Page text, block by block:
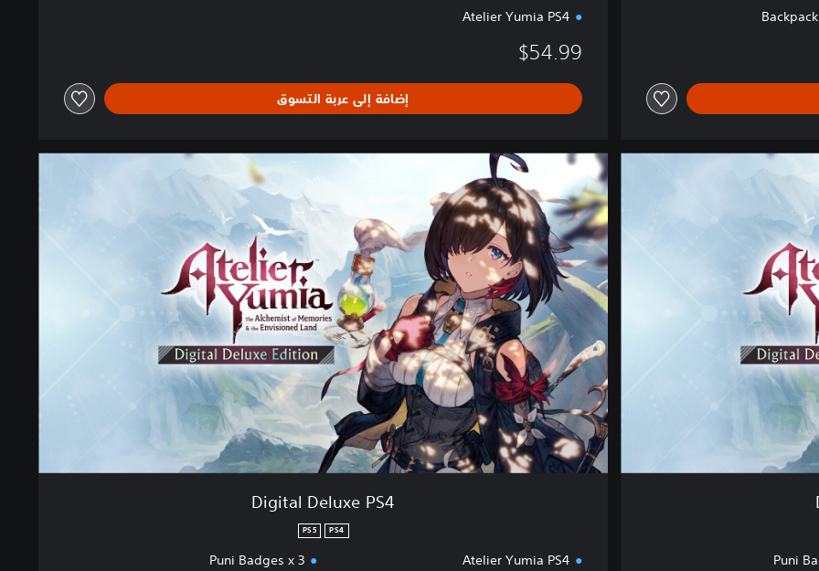
Atelier Yumia PS4
$54.99
إضافة إلى عربة التسوق
Puni
D
i
g
i
t
a
l
D
e
u
x
e
P
S
4
Digital Deluxe PS4
PS4
PS5
Atelier Yumia PS4
Puni Badges x 3